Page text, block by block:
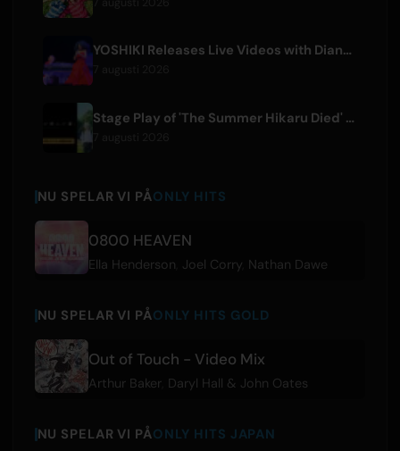
YOSHIKI Releases Live Videos with Diana Ross and KORN's Jonathan Davis
Stage Play of 'The Summer Hikaru Died' Streams Globally for Free on ABEMA
NU SPELAR VI PÅONLY HITS
0800 HEAVEN
Ella Henderson Joel Corry, Nathan Dawe
NU SPELAR VI PÅONLY HITS GOLD
Out of Touch - Video Mix
Arthur Baker, Daryl Hall & John Oates
NU SPELAR VI PÅONLY HITS JAPAN